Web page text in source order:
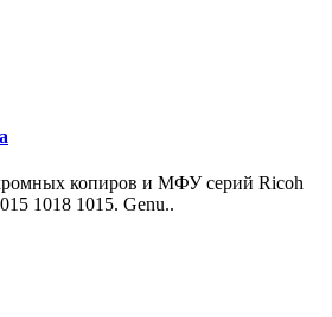
копиров и МФУ серий Ricoh
1018 1015. Genu..